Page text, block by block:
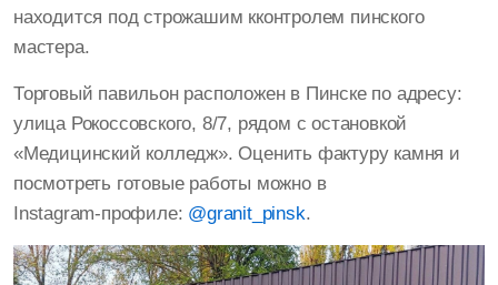
находится под строжашим кконтролем пинского
мастера.
Торговый павильон расположен в Пинске по адресу:
улица Рокоссовского, 8/7, рядом с остановкой
«Медицинский колледж». Оценить фактуру камня и
посмотреть готовые работы можно в
Instagram‑профиле: @granit_pinsk.